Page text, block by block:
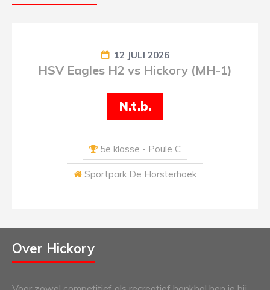
12 JULI 2026
HSV Eagles H2 vs Hickory (MH-1)
N.t.b.
5e klasse - Poule C
Sportpark De Horsterhoek
Over Hickory